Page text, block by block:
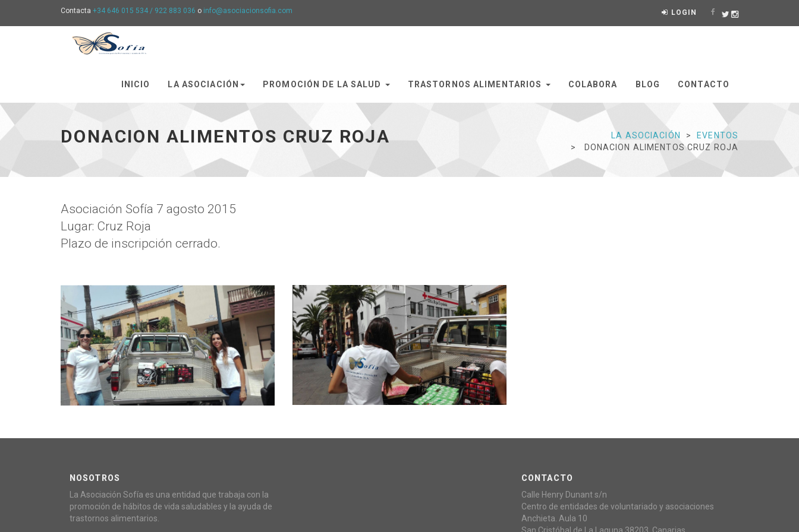
Contacta +34 646 015 534 / 922 883 036 o info@asociacionsofia.com LOGIN
página
de
Inicio
INICIO LA ASOCIACIÓN PROMOCIÓN DE LA SALUD TRASTORNOS ALIMENTARIOS COLABORA BLOG CONTACTO
DONACION ALIMENTOS CRUZ ROJA LA ASOCIACIÓN
EVENTOS
DONACION ALIMENTOS CRUZ ROJA
Asociación Sofía 7 agosto 2015
Lugar: Cruz Roja
Plazo de inscripción cerrado.
NOSOTROS
La Asociación Sofía es una entidad que trabaja con la
promoción de hábitos de vida saludables y la ayuda de
trastornos alimentarios.
CONTACTO
Calle Henry Dunant s/n
Centro de entidades de voluntariado y asociaciones
Anchieta. Aula 10
San Cristóbal de La Laguna,38203, Canarias